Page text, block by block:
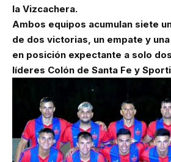
la Vizcachera.
Ambos equipos acumulan siete
de dos victorias, un empate y
en posición expectante a solo
líderes Colón de Santa Fe y